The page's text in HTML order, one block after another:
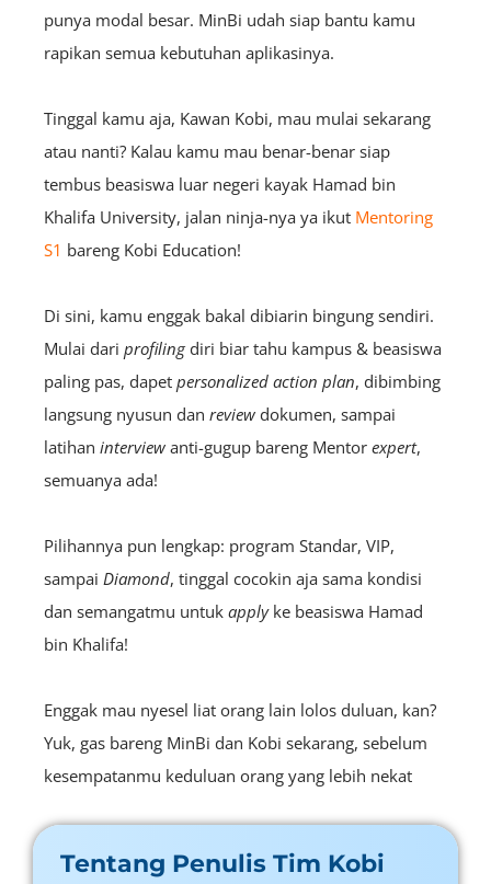
punya modal besar. MinBi udah siap bantu kamu
rapikan semua kebutuhan aplikasinya.
Tinggal kamu aja, Kawan Kobi, mau mulai sekarang
atau nanti? Kalau kamu mau benar-benar siap
tembus beasiswa luar negeri kayak Hamad bin
Khalifa University, jalan ninja-nya ya ikut Mentoring
S1 bareng Kobi Education!
Di sini, kamu enggak bakal dibiarin bingung sendiri.
Mulai dari profilingdiri biar tahu kampus & beasiswa
paling pas, dapet personalized action plan, dibimbing
langsung nyusun dan review dokumen, sampai
latihan interview anti-gugup bareng Mentor expert,
semuanya ada!
Pilihannya pun lengkap: program Standar, VIP,
sampai Diamond, tinggal cocokin aja sama kondisi
dan semangatmu untuk apply ke beasiswa Hamad
bin Khalifa!
Enggak mau nyesel liat orang lain lolos duluan, kan?
Yuk, gas bareng MinBi dan Kobi sekarang, sebelum
kesempatanmu keduluan orang yang lebih nekat
Tentang Penulis Tim Kobi